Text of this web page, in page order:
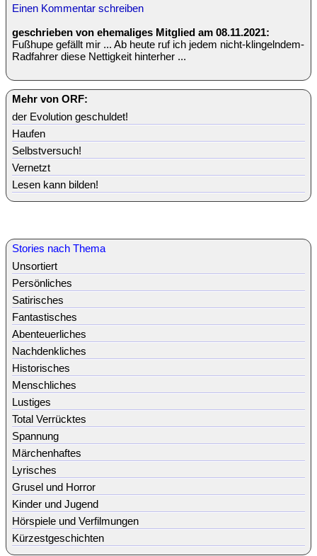
Einen Kommentar schreiben
geschrieben von ehemaliges Mitglied am 08.11.2021:
Fußhupe gefällt mir ... Ab heute ruf ich jedem nicht-klingelndem-
Radfahrer diese Nettigkeit hinterher ...
Mehr von ORF:
der Evolution geschuldet!
Haufen
Selbstversuch!
Vernetzt
Lesen kann bilden!
Stories nach Thema
Unsortiert
Persönliches
Satirisches
Fantastisches
Abenteuerliches
Nachdenkliches
Historisches
Menschliches
Lustiges
Total Verrücktes
Spannung
Märchenhaftes
Lyrisches
Grusel und Horror
Kinder und Jugend
Hörspiele und Verfilmungen
Kürzestgeschichten